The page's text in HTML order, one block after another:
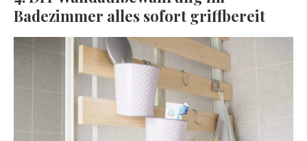
Badezimmer alles sofort griffbereit